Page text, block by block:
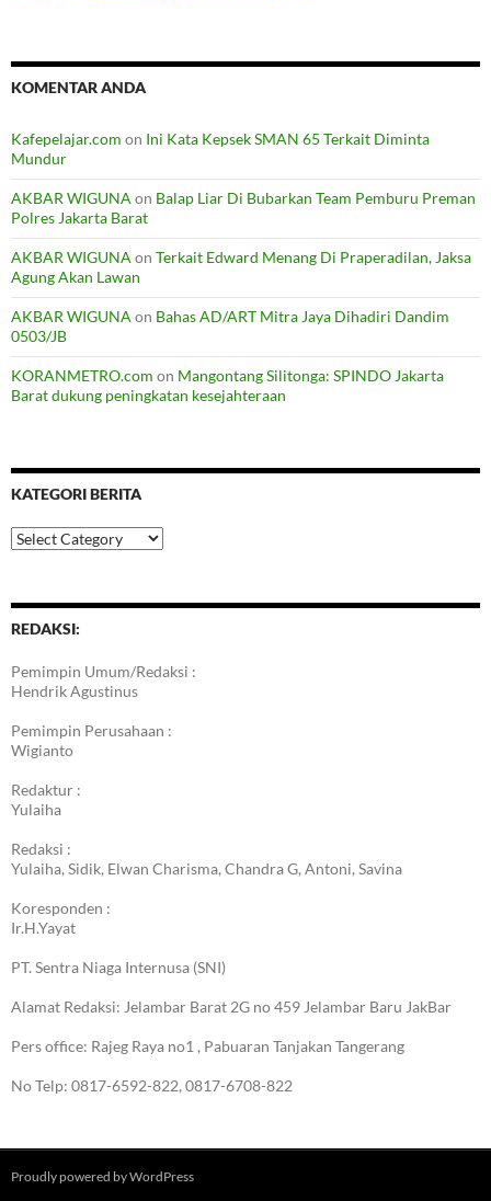
KOMENTAR ANDA
Kafepelajar.com on Ini Kata Kepsek SMAN 65 Terkait Diminta
Mundur
AKBAR WIGUNA on Balap Liar Di Bubarkan Team Pemburu Preman
Polres Jakarta Barat
AKBAR WIGUNA on Terkait Edward Menang Di Praperadilan, Jaksa
Agung Akan Lawan
AKBAR WIGUNA on Bahas AD/ART Mitra Jaya Dihadiri Dandim
0503/JB
KORANMETRO.com on Mangontang Silitonga: SPINDO Jakarta
Barat dukung peningkatan kesejahteraan
KATEGORI BERITA
Kategori
Berita
REDAKSI:
Pemimpin Umum/Redaksi :
Hendrik Agustinus
Pemimpin Perusahaan :
Wigianto
Redaktur :
Yulaiha
Redaksi :
Yulaiha, Sidik, Elwan Charisma, Chandra G, Antoni, Savina
Koresponden :
Ir.H.Yayat
PT. Sentra Niaga Internusa (SNI)
Alamat Redaksi: Jelambar Barat 2G no 459 Jelambar Baru JakBar
Pers office: Rajeg Raya no1 , Pabuaran Tanjakan Tangerang
No Telp: 0817-6592-822, 0817-6708-822
Proudly powered by WordPress